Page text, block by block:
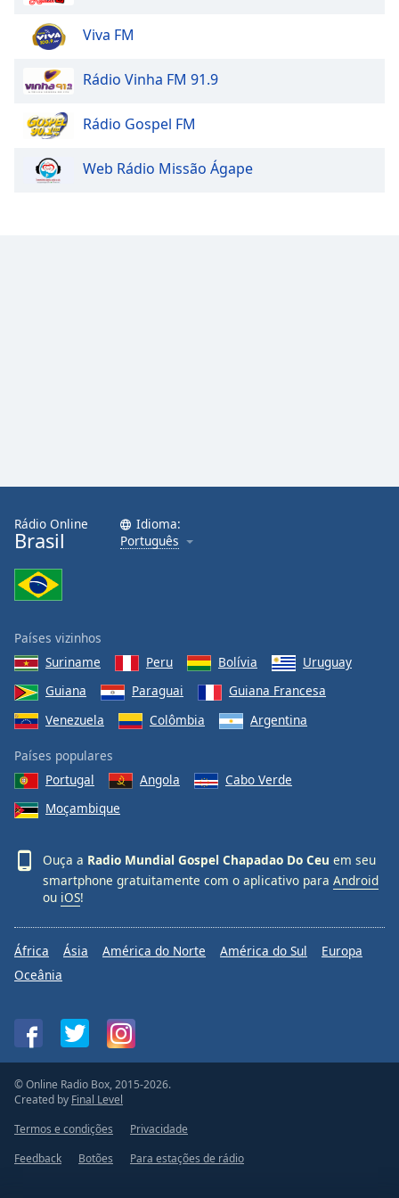
Done
Close
Modal
Dialog
Cidade Web Radio
Viva FM
Rádio Vinha FM 91.9
Rádio Gospel FM
Web Rádio Missão Ágape
Rádio Online
Brasil
Idioma:
Português
Países vizinhos
Suriname
Peru Bolívia
Uruguay
Guiana
Paraguai
Guiana Francesa
Venezuela
Colômbia Argentina
Países populares
Portugal
Angola
Cabo Verde
Moçambique
Ouça a Radio Mundial Gospel Chapadao Do Ceu em seu
smartphone gratuitamente com o aplicativo para Android
ou iOS!
África Ásia América do Norte América do Sul
Europa
Oceânia
© Online Radio Box, 2015-2026.
Created by Final Level
Termos e condições
Privacidade
Feedback
Botões Para estações de rádio